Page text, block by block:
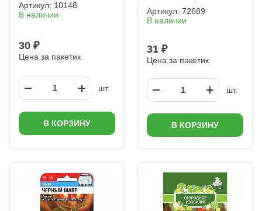
Артикул: 10148
В наличии
30 ₽
Цена за пакетик
шт.
В КОРЗИНУ
Артикул: 72689
В наличии
31 ₽
Цена за пакетик
шт.
В КОРЗИНУ